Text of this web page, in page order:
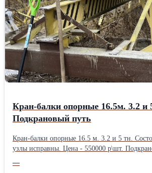
автомобильным транспортом по РФ.
Кран-балки опорные 16.5м. 3.2 и
Подкрановый путь
Кран-балки опорные 16.5 м. 3.2 и 5 тн.
узлы исправны. Цена - 550000 р\шт. Подкрановый путь
1800 кг. Всего 900 погонных метров. Цена -
—